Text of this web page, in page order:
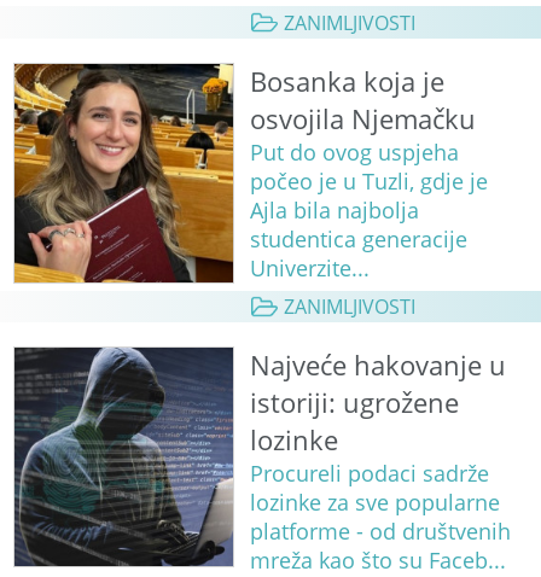
ZANIMLJIVOSTI
Bosanka koja je
osvojila Njemačku
Put do ovog uspjeha
počeo je u Tuzli, gdje je
Ajla bila najbolja
studentica generacije
Univerzite...
ZANIMLJIVOSTI
Najveće hakovanje u
istoriji: ugrožene
lozinke
Procureli podaci sadrže
lozinke za sve popularne
platforme - od društvenih
mreža kao što su Faceb...